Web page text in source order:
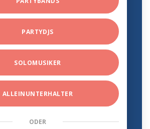
PARTYDJS
SOLOMUSIKER
ALLEINUNTERHALTER
ODER